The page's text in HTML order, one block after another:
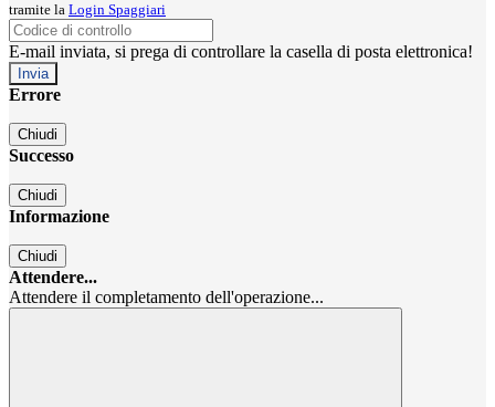
tramite la Login Spaggiari
E-mail inviata, si prega di controllare la casella di posta elettronica!
Errore
Chiudi
Successo
Chiudi
Informazione
Chiudi
Attendere...
Attendere il completamento dell'operazione...